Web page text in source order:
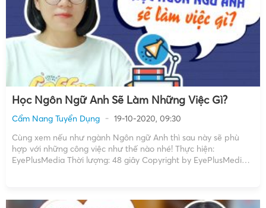
Học Ngôn Ngữ Anh Sẽ Làm Những Việc Gì?
Cẩm Nang Tuyển Dụng
19-10-2020, 09:30
Cùng xem nếu như ngành Ngôn ngữ Anh thì sau này sẽ phù
hợp với những công việc như thế nào nhé! Thực hiện:
EyePlusMedia Thời lượng: 48 giây Copyright by EyePlusMedia